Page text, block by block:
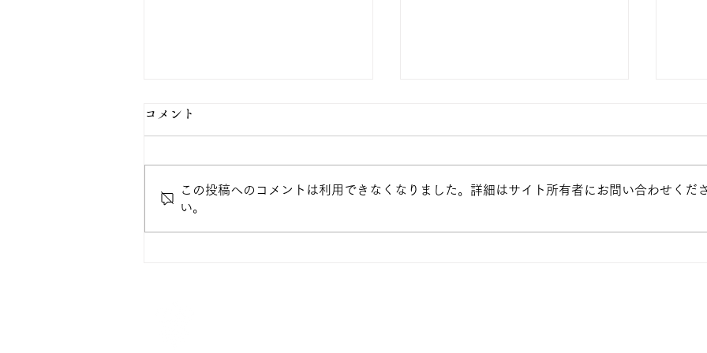
コメント
この投稿へのコメントは利用できなくなりました。詳細はサイト所有者にお問い合わせくださ
い。